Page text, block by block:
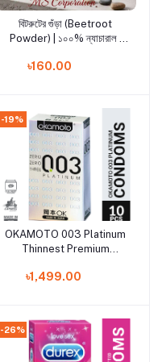
Add to cart
বিটরুটের গুঁড়া (Beetroot
Powder) | ১০০% ন্যাচারাল |
৳160.00
-19%
Add to cart
OKAMOTO 003 Platinum
Thinnest Premium
Pack(Made In Japan)
৳1,499.00
-26%